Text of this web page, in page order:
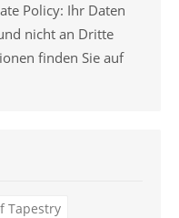
Policy: Ihr Daten
nicht an Dritte
finden Sie auf
Tapestry